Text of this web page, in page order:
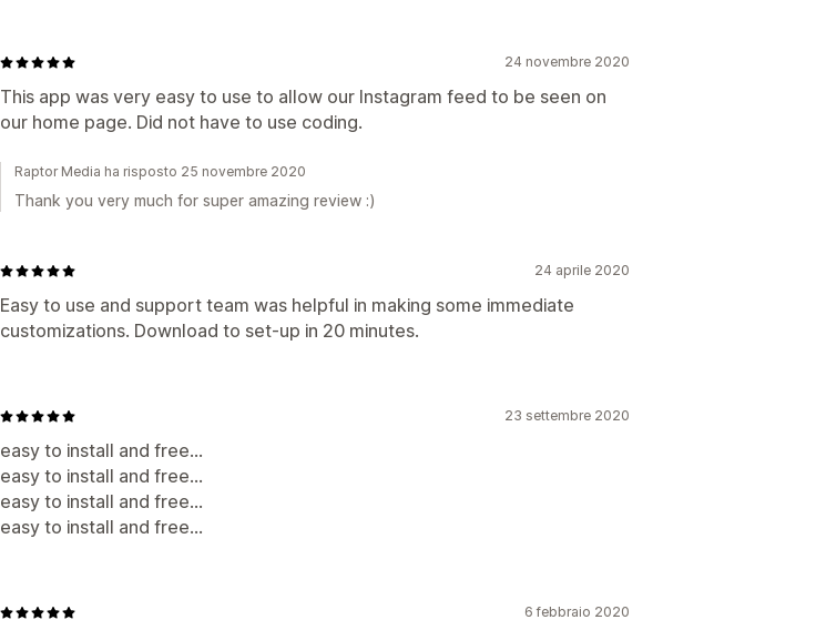
24 novembre 2020
This app was very easy to use to allow our Instagram feed to be seen on
our home page. Did not have to use coding.
Raptor Media ha risposto 25 novembre 2020
Thank you very much for super amazing review :)
24 aprile 2020
Easy to use and support team was helpful in making some immediate
customizations. Download to set-up in 20 minutes.
23 settembre 2020
easy to install and free...
easy to install and free...
easy to install and free...
easy to install and free...
6 febbraio 2020